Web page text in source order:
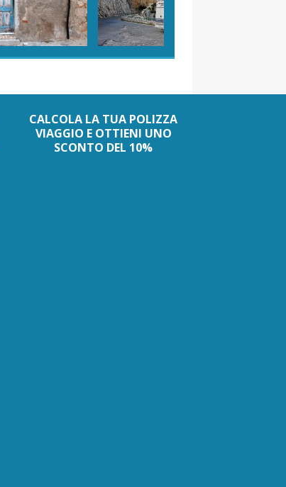
CALCOLA LA TUA POLIZZA
VIAGGIO E OTTIENI UNO
SCONTO DEL 10%